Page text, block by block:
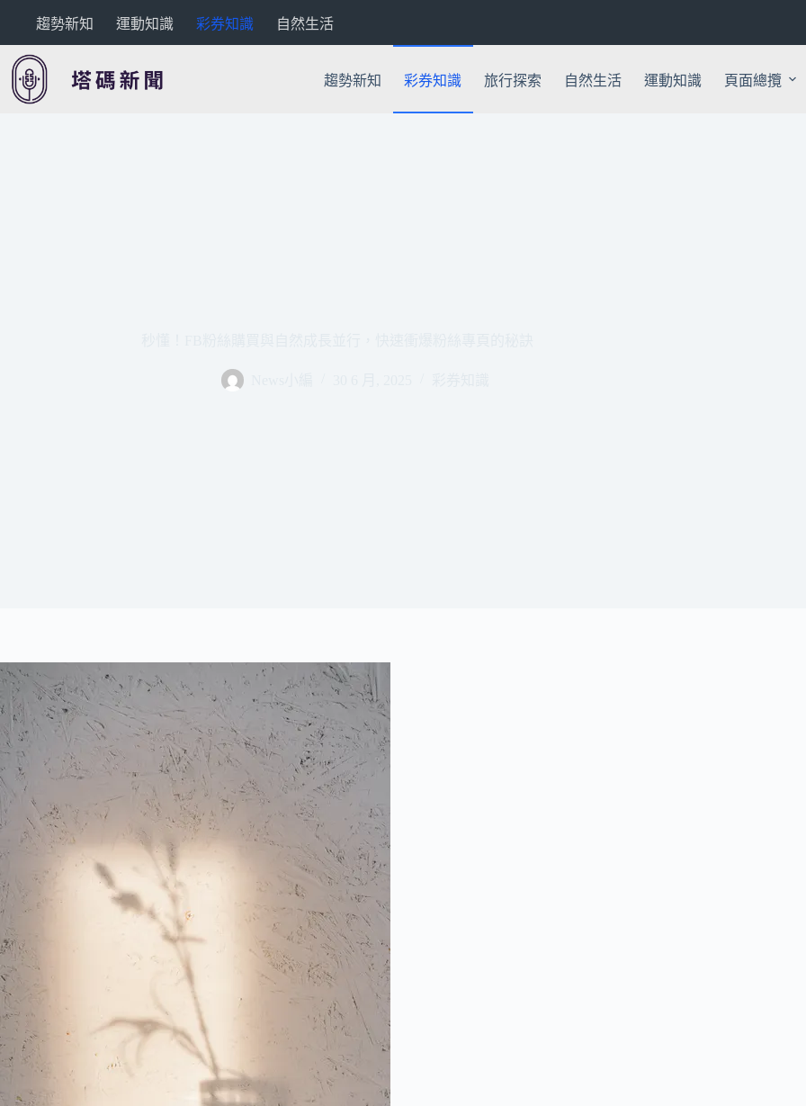
要
內
趨勢新知 運動知識 彩券知識 自然生活
趨勢新知 彩券知識 旅行探索 自然生活 運動知識 頁面總攬